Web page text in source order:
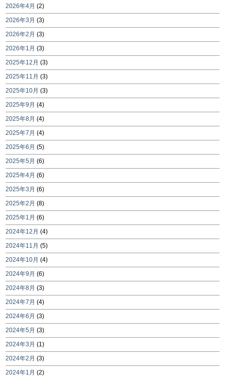
2026年4月 (2)
2026年3月 (3)
2026年2月 (3)
2026年1月 (3)
2025年12月 (3)
2025年11月 (3)
2025年10月 (3)
2025年9月 (4)
2025年8月 (4)
2025年7月 (4)
2025年6月 (5)
2025年5月 (6)
2025年4月 (6)
2025年3月 (6)
2025年2月 (8)
2025年1月 (6)
2024年12月 (4)
2024年11月 (5)
2024年10月 (4)
2024年9月 (6)
2024年8月 (3)
2024年7月 (4)
2024年6月 (3)
2024年5月 (3)
2024年3月 (1)
2024年2月 (3)
2024年1月 (2)